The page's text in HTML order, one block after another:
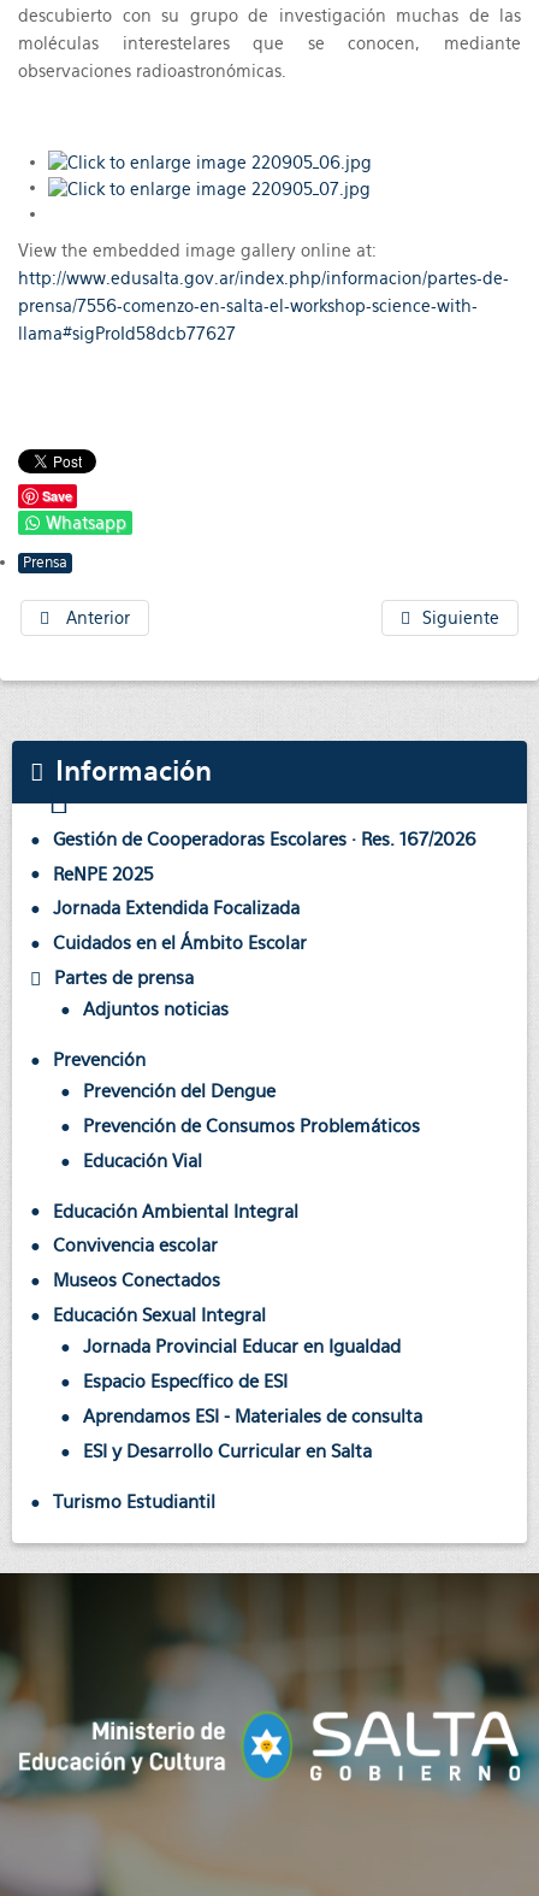
descubierto con su grupo de investigación muchas de las
moléculas interestelares que se conocen, mediante
observaciones radioastronómicas.
View the embedded image gallery online at:
http://www.edusalta.gov.ar/index.php/informacion/partes-de-
prensa/7556-comenzo-en-salta-el-workshop-science-with-
llama#sigProId58dcb77627
Save
Whatsapp
Prensa
Anterior Siguiente
Información
Gestión de Cooperadoras Escolares · Res. 167/2026
ReNPE 2025
Jornada Extendida Focalizada
Cuidados en el Ámbito Escolar
Partes de prensa
Adjuntos noticias
Prevención
Prevención del Dengue
Prevención de Consumos Problemáticos
Educación Vial
Educación Ambiental Integral
Convivencia escolar
Museos Conectados
Educación Sexual Integral
Jornada Provincial Educar en Igualdad
Espacio Específico de ESI
Aprendamos ESI - Materiales de consulta
ESI y Desarrollo Curricular en Salta
Turismo Estudiantil